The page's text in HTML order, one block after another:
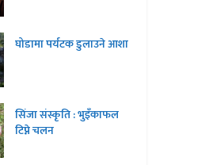
घोडामा पर्यटक डुलाउने आशा
सिंजा संस्कृति : भुइँकाफल
टिप्ने चलन